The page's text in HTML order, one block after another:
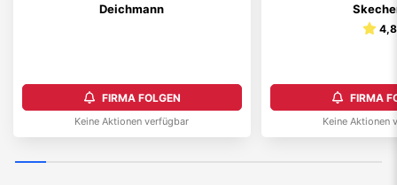
Deichmann
FIRMA FOLGEN
Keine Aktionen verfügbar
4,8
FIRMA
Keine Aktionen